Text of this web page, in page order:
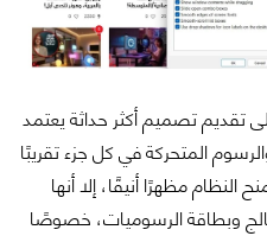
مايكروسوفت في ويندوز 11 على تقديم تصميم أكثر حداثة يعتمد
المتحركة في كل جزء تقريبًا
النظام مظهرًا أنيقًا، إلا أنها
وبطاقة الرسوميات، خصوصًا